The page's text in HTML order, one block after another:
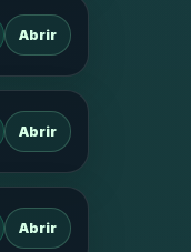
Abrir
Abrir
Abrir